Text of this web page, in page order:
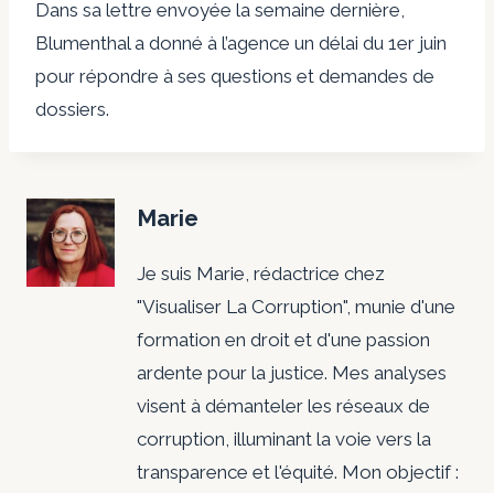
Dans sa lettre envoyée la semaine dernière,
Blumenthal a donné à l’agence un délai du 1er juin
pour répondre à ses questions et demandes de
dossiers.
o
r
r
Marie
Je suis Marie, rédactrice chez
"Visualiser La Corruption", munie d'une
formation en droit et d'une passion
ardente pour la justice. Mes analyses
visent à démanteler les réseaux de
corruption, illuminant la voie vers la
transparence et l'équité. Mon objectif :